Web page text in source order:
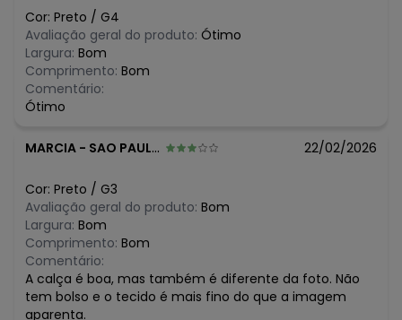
maio/2026
abril/2026
março/2026
fevereiro/2026
Cor: Preto / G4
Avaliação geral do produto: Ótimo
Largura: Bom
Comprimento: Bom
Comentário:
Ótimo
MARCIA - SAO PAULO - SP 22/02/2026
Cor: Preto / G3
Avaliação geral do produto: Bom
Largura: Bom
Comprimento: Bom
Comentário:
A calça é boa, mas também é diferente da foto. Não
tem bolso e o tecido é mais fino do que a imagem
aparenta.